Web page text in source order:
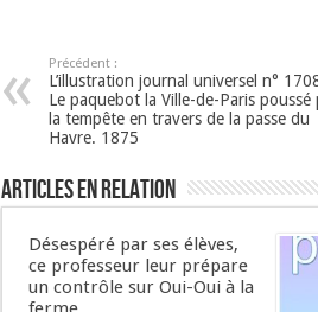
Précédent :
L’illustration journal universel n°
Le paquebot la Ville-de-Paris poussé
la tempête en travers de la passe du
Havre. 1875
Articles en relation
Désespéré par ses élèves,
ce professeur leur prépare
un contrôle sur Oui-Oui à la